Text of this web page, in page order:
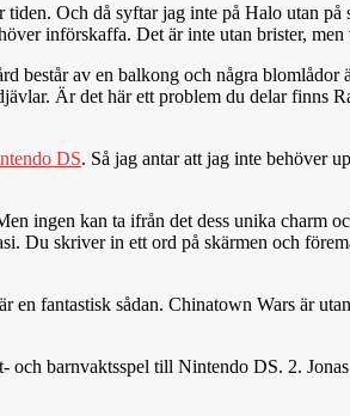
Och då syftar jag inte på Halo utan
införskaffa. Det är inte utan brister, men
består av en balkong och några
Är det här ett problem du delar finns
DS. Så jag antar att jag inte behöver
ingen kan ta ifrån det dess unika charm
Du skriver in ett ord på skärmen och
en fantastisk sådan. Chinatown Wars är
barnvaktsspel till Nintendo DS. 2.